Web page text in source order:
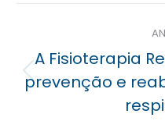
posterior
A Fisioterapia
prevenção e